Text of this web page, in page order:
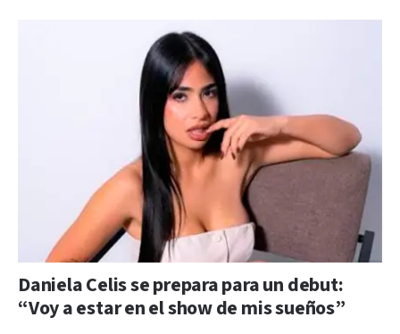
Daniela Celis se prepara para un debut:
“Voy a estar en el show de mis sueños”